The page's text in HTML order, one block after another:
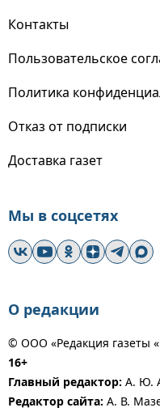
Контакты
Пользовательское
Политика
Отказ от подписки
Доставка газет
Мы в соцсетях
О редакции
© ООО «Редакция газеты
16+
Главный редактор: А. Ю.
Редактор сайта: А. В.